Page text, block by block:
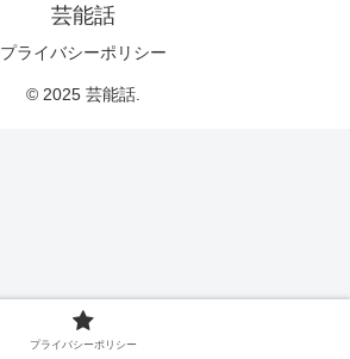
芸能話
プライバシーポリシー
© 2025 芸能話.
プライバシーポリシー